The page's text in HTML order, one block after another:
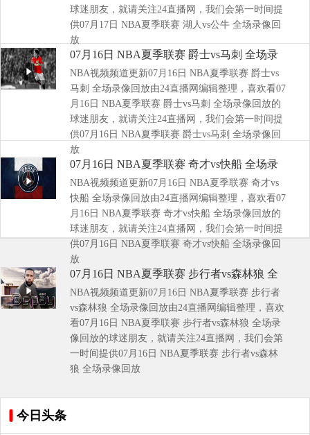
球迷朋友，就请关注24直播网，我们会第一时间提
供07月17日 NBA夏季联赛 湖人vs公牛 全场录像回
放
07月16日 NBA夏季联赛 爵士vs马刺 全场录
像回放
NBA视频频道更新07月16日 NBA夏季联赛 爵士vs
马刺 全场录像回放由24直播网编辑整理，喜欢看07
月16日 NBA夏季联赛 爵士vs马刺 全场录像回放的
球迷朋友，就请关注24直播网，我们会第一时间提
供07月16日 NBA夏季联赛 爵士vs马刺 全场录像回
放
07月16日 NBA夏季联赛 奇才vs快船 全场录
像回放
NBA视频频道更新07月16日 NBA夏季联赛 奇才vs
快船 全场录像回放由24直播网编辑整理，喜欢看07
月16日 NBA夏季联赛 奇才vs快船 全场录像回放的
球迷朋友，就请关注24直播网，我们会第一时间提
供07月16日 NBA夏季联赛 奇才vs快船 全场录像回
放
07月16日 NBA夏季联赛 步行者vs森林狼 全
场录像回放
NBA视频频道更新07月16日 NBA夏季联赛 步行者
vs森林狼 全场录像回放由24直播网编辑整理，喜欢
看07月16日 NBA夏季联赛 步行者vs森林狼 全场录
像回放的球迷朋友，就请关注24直播网，我们会第
一时间提供07月16日 NBA夏季联赛 步行者vs森林
狼 全场录像回放
今日头条